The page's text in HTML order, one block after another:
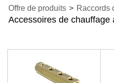
Offre de produits > Raccords
Accessoires de chauffage